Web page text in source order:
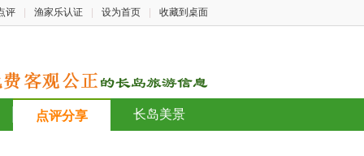
评 渔家乐认证 设为首页 收藏到桌面
点评分享 长岛美景